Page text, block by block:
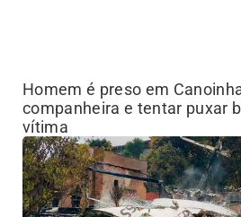
Homem é preso em
companheira e tentar puxar
vítima